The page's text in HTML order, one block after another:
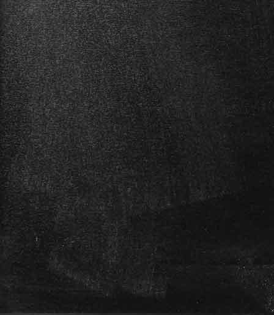
(hier die komplette Rezension)
Blüthner PRO-88 EX
Das leichte, portable Piano:
für zuhause und die Bühne die
optimale Ausstattung.
Das Blüthner PRO-EX verfügt,
wie auch alle e-Klaviere in
diesem Shop über den
​Linkshänder-Modus und
läßt sich somit auf linkshändiges
Spielen umschalten.